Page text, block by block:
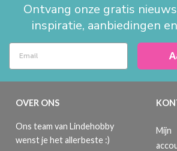
Ontvang onze gratis
inspiratie, aanbiedingen
OVER ONS
Ons team van Lindehobby
wenst je het allerbeste :)
Mijn